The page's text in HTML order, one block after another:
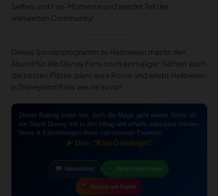
Selfies und Fan-Momente und werdet Teil der
weltweiten Community!
Dieses Sonderprogramm zu Halloween macht den
Abend für alle Disney Fans noch einmaliger: Sichert euch
die besten Plätze, plant eure Route und erlebt Halloween
in Disneyland Paris wie nie zuvor!
Dieser Beitrag endet hier, doch die Magie geht weiter. Nimm dir
ein Stück Disney mit in den Alltag und erhalte exklusive Insider-
News & Eilmeldungen direkt von unseren Experten.
Dein “Kiss Goodnight”
Newsletter WhatsApp Kanal
Instagram Kanal